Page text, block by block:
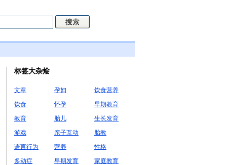
标签大杂烩
文章 孕妇
饮食营养
饮食
怀孕
早期教育
教育
胎儿
生长发育
游戏
亲子互动
胎教
语言行为
营养
性格
多动症
早期发育
家庭教育